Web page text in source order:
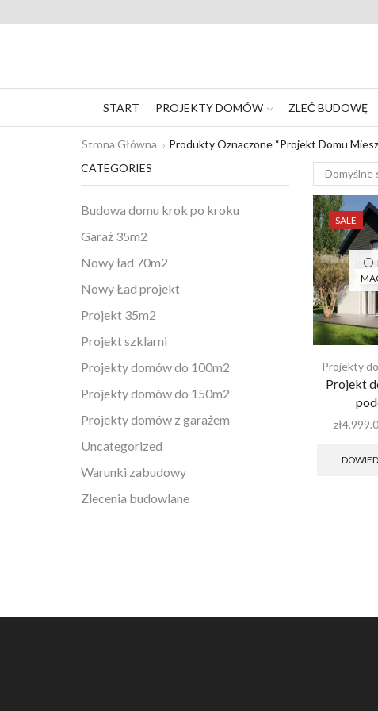
START PROJEKTY DOMÓW ZLEĆ BUDOWĘ
Strona Główna Produkty Oznaczone “projekt Domu
SALE
Projekty
Projekt
zł
CATEGORIES
Budowa domu krok po kroku
Garaż 35m2
Nowy ład 70m2
Nowy Ład projekt
Projekt 35m2
Projekt szklarni
Projekty domów do 100m2
Projekty domów do 150m2
Projekty domów z garażem
Uncategorized
Warunki zabudowy
Zlecenia budowlane